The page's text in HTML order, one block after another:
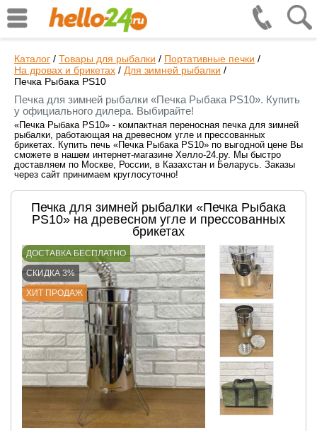
Каталог / Товары для рыбалки / Портативные печки /
На дровах и брикетах / Для зимней рыбалки /
Печка Рыбака PS10
Печка для зимней рыбалки «Печка Рыбака PS10». Купить
у официального дилера. Выбирайте!
«Печка Рыбака PS10» - компактная переносная печка для зимней
рыбалки, работающая на древесном угле и прессованных
брикетах. Купить печь «Печка Рыбака PS10» по выгодной цене Вы
сможете в нашем интернет-магазине Хелло-24.ру. Мы быстро
доставляем по Москве, России, в Казахстан и Беларусь. Заказы
через сайт принимаем круглосуточно!
Печка для зимней рыбалки «Печка Рыбака
PS10» на древесном угле и прессованных
брикетах
ДОСТАВКА БЕСПЛАТНО
СКИДКА 3%
ХИТ ПРОДАЖ